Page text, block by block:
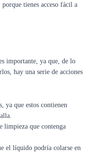
tienes acceso fácil a
importante, ya que, de lo
hay una serie de acciones
ya que estos contienen
limpieza que contenga
el líquido podría colarse en